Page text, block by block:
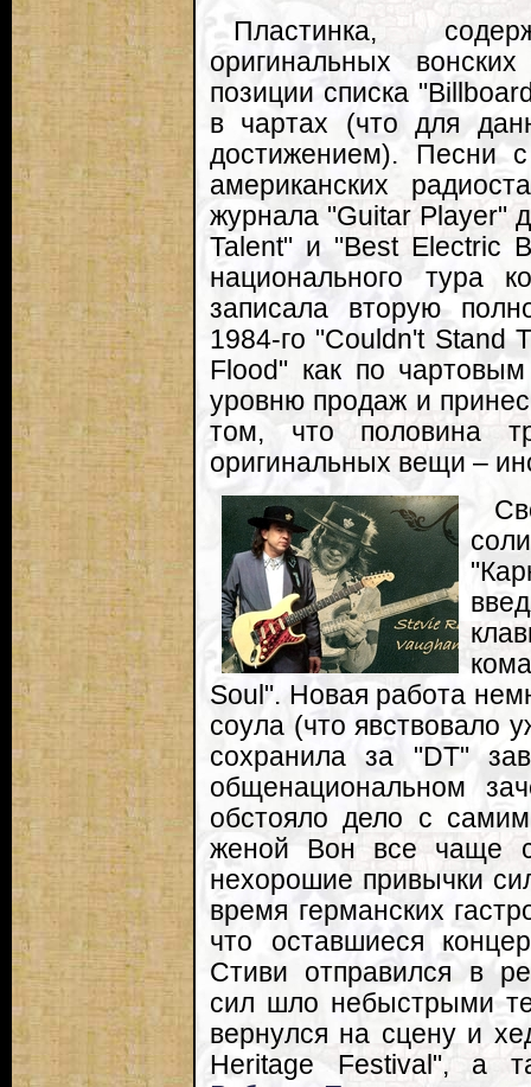
Пластинка,
оригинальных
позиции списка
в чартах (что для
достижением). Песни
американских
журнала "Guitar Player"
Talent" и "Best Electric
национального тура
записала вторую
1984-го "Couldn't Stand
Flood" как по
уровню продаж и
том, что половина
оригинальных вещи –
Soul". Новая работа
соула (что явствовало
сохранила за "DT"
общенациональном
обстояло дело с
женой Вон все чаще
нехорошие привычки
время германских
что оставшиеся
Стиви отправился в
сил шло небыстрыми
вернулся на сцену и
Heritage Festival", а